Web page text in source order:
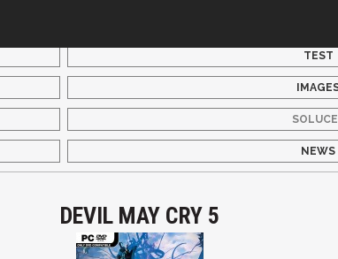
TEST
NEWS
DEVIL MAY CRY 5